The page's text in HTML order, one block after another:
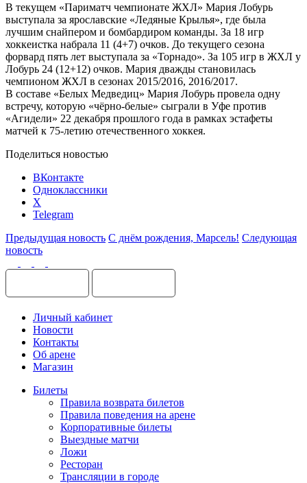
В текущем «Париматч чемпионате ЖХЛ» Мария Лобурь
выступала за ярославские «Ледяные Крылья», где была
лучшим снайпером и бомбардиром команды. За 18 игр
хоккеистка набрала 11 (4+7) очков. До текущего сезона
форвард пять лет выступала за «Торнадо». За 105 игр в ЖХЛ у
Лобурь 24 (12+12) очков. Мария дважды становилась
чемпионом ЖХЛ в сезонах 2015/2016, 2016/2017.
В составе «Белых Медведиц» Мария Лобурь провела одну
встречу, которую «чёрно-белые» сыграли в Уфе против
«Агидели» 22 декабря прошлого года в рамках эстафеты
матчей к 75-летию отечественного хоккея.
Поделиться новостью
ВКонтакте
Одноклассники
X
Telegram
Предыдущая новость С днём рождения, Марсель! Следующая
новость
Личный кабинет
Новости
Контакты
Об арене
Магазин
Билеты
Правила возврата билетов
Правила поведения на арене
Корпоративные билеты
Выездные матчи
Ложи
Ресторан
Трансляции в городе